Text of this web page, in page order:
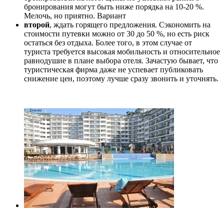
бронирования могут быть ниже порядка на 10-20 %.
Мелочь, но приятно. Вариант
второй, ждать горящего предложения. Сэкономить на
стоимости путевки можно от 30 до 50 %, но есть риск
остаться без отдыха. Более того, в этом случае от
туриста требуется высокая мобильность и относительное
равнодушие в плане выбора отеля. Зачастую бывает, что
туристическая фирма даже не успевает публиковать
снижение цен, поэтому лучше сразу звонить и уточнять.